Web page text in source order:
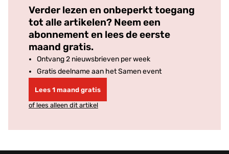
Verder lezen en onbeperkt toegang
tot alle artikelen? Neem een
abonnement en lees de eerste
maand gratis.
Ontvang 2 nieuwsbrieven per week
Gratis deelname aan het Samen event
Lees 1 maand gratis
of lees alleen dit artikel